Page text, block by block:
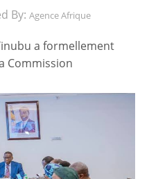
By: Agence Afrique
a formellement
Commission